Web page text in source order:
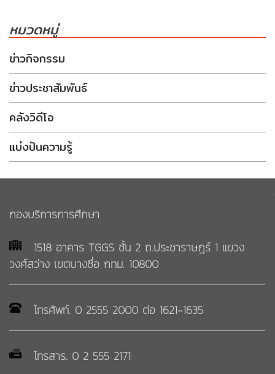
สถิติ
นักศึกษา
ผู้
สำเร็จ
การ
ศึกษา
หลักสูตร
สอน
ระเบียบ/
ข้อ
สั่ง
และ
สถิติ
นักศึกษา
งาน
หลักสูตร
และ
พัฒนา
คณาจารย์
กลุ่ม
ศึกษา
กลุ่ม
และ
หมวดหมู่
ข่าวกิจกรรม
ข่าวประชาสัมพันธ์
คลังวิดีโอ
แบ่งปันความรู้
กองบริการการศึกษา
1518 อาคาร TGGS ชั้น 2 ถ.ประชาราษฎร์ 1 แขวง
วงศ์สว่าง เขตบางซื่อ กทม. 10800
โทรศัพท์. 0 2555 2000 ต่อ 1621-1635
โทรสาร. 0 2 555 2171